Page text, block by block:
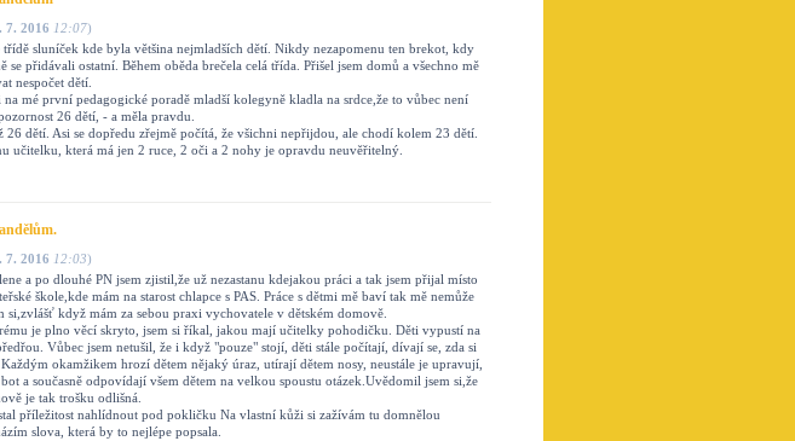
7. 2016 12:07)
třídě sluníček kde byla většina nejmladších dětí. Nikdy nezapomenu ten brekot, kdy
se přidávali ostatní. Během oběda brečela celá třída. Přišel jsem domů a všechno mě
nespočet dětí.
mé první pedagogické poradě mladší kolegyně kladla na srdce,že to vůbec není
26 dětí, - a měla pravdu.
26 dětí. Asi se dopředu zřejmě počítá, že všichni nepřijdou, ale chodí kolem 23 dětí.
učitelku, která má jen 2 ruce, 2 oči a 2 nohy je opravdu neuvěřitelný.
7. 2016 12:03)
a po dlouhé PN jsem zjistil,že už nezastanu kdejakou práci a tak jsem přijal místo
škole,kde mám na starost chlapce s PAS. Práce s dětmi mě baví tak mě nemůže
si,zvlášť když mám za sebou praxi vychovatele v dětském domově.
je plno věcí skryto, jsem si říkal, jakou mají učitelky pohodičku. Děti vypustí na
Vůbec jsem netušil, že i když "pouze" stojí, děti stále počítají, dívají se, zda si
okamžikem hrozí dětem nějaký úraz, utírají dětem nosy, neustále je upravují,
a současně odpovídají všem dětem na velkou spoustu otázek.Uvědomil jsem si,že
je tak trošku odlišná.
příležitost nahlídnout pod pokličku Na vlastní kůži si zažívám tu domnělou
slova, která by to nejlépe popsala.